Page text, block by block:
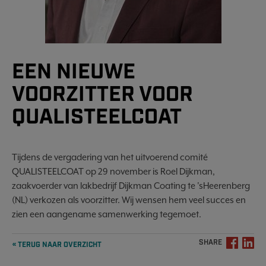
EEN NIEUWE
VOORZITTER VOOR
QUALISTEELCOAT
Tijdens de vergadering van het uitvoerend comité
QUALISTEELCOAT op 29 november is Roel Dijkman,
zaakvoerder van lakbedrijf Dijkman Coating te 'sHeerenberg
(NL) verkozen als voorzitter. Wij wensen hem veel succes en
zien een aangename samenwerking tegemoet.
« TERUG NAAR OVERZICHT SHARE